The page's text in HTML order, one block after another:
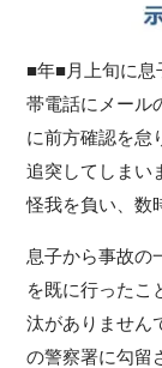
■年■月上旬に息
帯電話にメール
に前方確認を怠
追突してしまい
怪我を負い、数
息子から事故の
を既に行ったこ
汰がありません
の警察署に勾留